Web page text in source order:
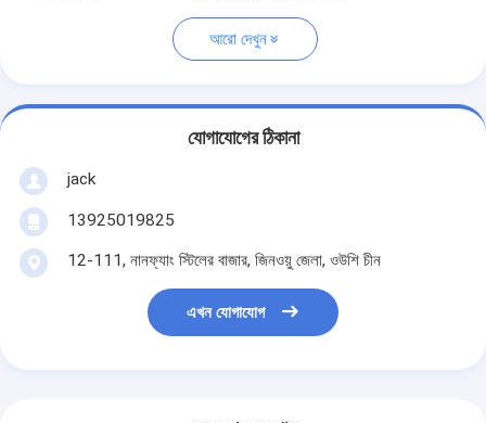
আরো দেখুন
যোগাযোগের ঠিকানা
jack
13925019825
12-111, নানফ্যাং স্টিলের বাজার, জিনওয়ু জেলা, ওউশি চীন
এখন যোগাযোগ